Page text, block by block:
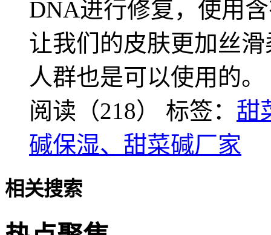
DNA进行修复，使用
让我们的皮肤更加丝
人群也是可以使用的。
阅读（218） 标签： 甜
碱保湿、甜菜碱厂家
相关搜索